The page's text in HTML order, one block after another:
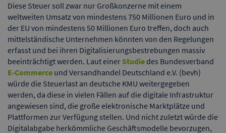
Diese Steuer soll zwar nur Großkonzerne mit einem
weltweiten Umsatz von mindestens 750 Millionen Euro und in
der EU von mindestens 50 Millionen Euro treffen, doch auch
mittelständische Unternehmen könnten von den Regelungen
erfasst und bei ihren Digitalisierungsbestrebungen massiv
beeinträchtigt werden. Laut einer Studiedes Bundesverband
E-Commerce und Versandhandel Deutschland e.V. (bevh)
würde die Steuerlast an deutsche KMU weitergegeben
werden, da diese in vielen Fällen auf die digitale Infrastruktur
angewiesen sind, die große elektronische Marktplätze und
Plattformen zur Verfügung stellen. Und nicht zuletzt würde die
Digitalabgabe herkömmliche Geschäftsmodelle bevorzugen,